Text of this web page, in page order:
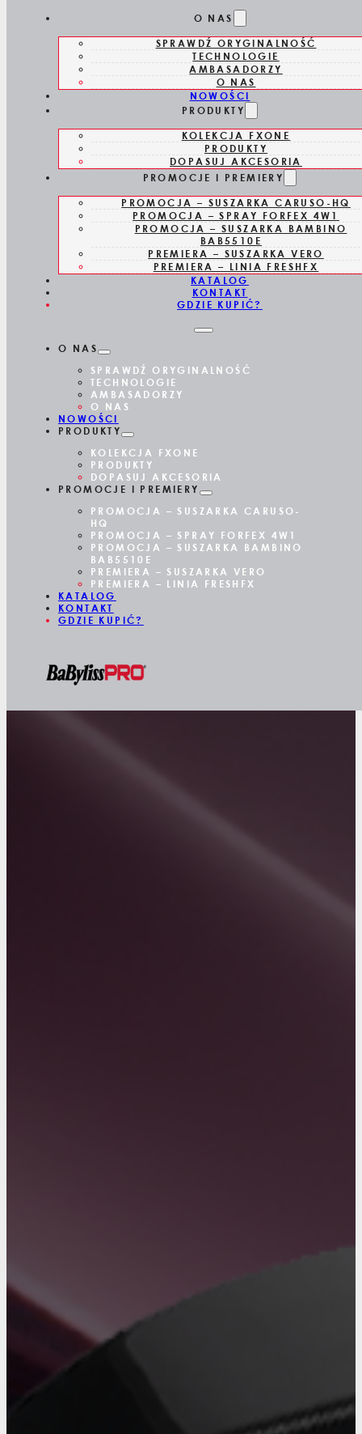
O NAS
SPRAWDŹ ORYGINALNOŚĆ
TECHNOLOGIE
AMBASADORZY
O NAS
NOWOŚCI
PRODUKTY
KOLEKCJA FXONE
PRODUKTY
DOPASUJ AKCESORIA
PROMOCJE I PREMIERY
PROMOCJA – SUSZARKA CARUSO-HQ
PROMOCJA – SPRAY FORFEX 4W1
PROMOCJA – SUSZARKA BAMBINO
BAB5510E
PREMIERA – SUSZARKA VERO
PREMIERA – LINIA FRESHFX
KATALOG
KONTAKT
GDZIE KUPIĆ?
O NAS
SPRAWDŹ ORYGINALNOŚĆ
TECHNOLOGIE
AMBASADORZY
O NAS
NOWOŚCI
PRODUKTY
KOLEKCJA FXONE
PRODUKTY
DOPASUJ AKCESORIA
PROMOCJE I PREMIERY
PROMOCJA – SUSZARKA CARUSO-
HQ
PROMOCJA – SPRAY FORFEX 4W1
PROMOCJA – SUSZARKA BAMBINO
BAB5510E
PREMIERA – SUSZARKA VERO
PREMIERA – LINIA FRESHFX
KATALOG
KONTAKT
GDZIE KUPIĆ?
BAB2172TTE
LOKÓWKA – Ø
19 MM